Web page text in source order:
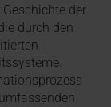
der
durch den